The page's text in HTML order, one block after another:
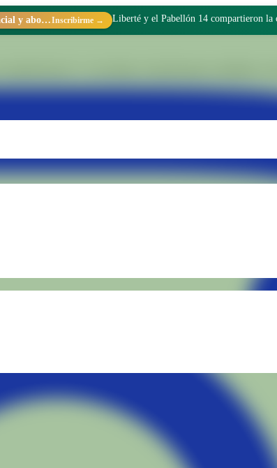
Racismo estructural, perfilamiento racial y abolicionismo carcelario.Inscribirme → Liberté y el Pabellón 14 compartieron la
Penal N.° 15 de Batán. Transformamos realidades a